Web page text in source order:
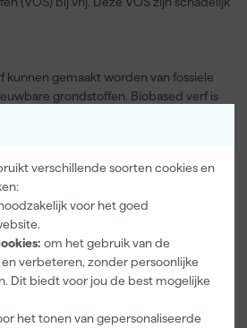
verschillende soorten cookies en
voor het goed
om het gebruik van de
verbeteren, zonder persoonlijke
Dit biedt voor jou de best mogelijke
het tonen van gepersonaliseerde
kunnen gemaakt worden van fossiele
grondstoffen. Biobased verf is
grondstoffen. Sigma S2U Allure Gloss
voorkomen. Tegenwoordig zijn
bezig om dit te verminderen.
verf ervoor dat deze
vrijkomen uit de verf.